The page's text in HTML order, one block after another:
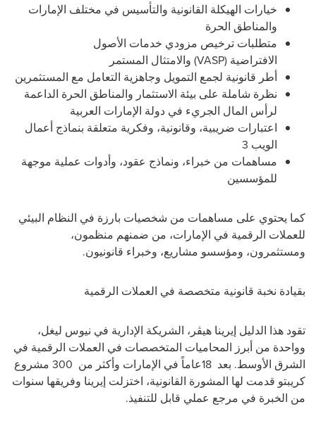
خيارات الهيكلة القانونية والتأسيس في مختلف الإمارات
والمناطق الحرة
متطلبات ترخيص مزودي خدمات الأصول
الافتراضية (VASP) والامتثال المستمر
أطر قانونية لجمع التمويل وجاهزية التعامل مع المستثمرين
نظرة شاملة على بيئة الاستثمار والمناطق الحرة الداعمة
لرأس المال الجريء في دولة الإمارات العربية
اعتبارات ضريبية، وقانونية، وفكرية متعلقة بنماذج أعمال
الويب 3
مساهمات من خبراء، ونماذج عقود، وأدوات عملية موجهة
للمؤسسين
كما يحتوي على مساهمات من شخصيات بارزة في النظام البيئي
للعملات الرقمية في الإمارات، من ضمنهم منظمون،
ومستثمرون، ومؤسسو مشاريع، وخبراء قانونيون.
بقيادة نخبة قانونية متخصصة في العملات الرقمية
تقود هذا الدليل إيرينا هيڤر، الشريكة الإدارية في نيوس ليغل،
وواحدة من أبرز المحاميات المتخصصات في العملات الرقمية في
الشرق الأوسط. بعد 18عاماً في الإمارات وأكثر من 300 مشروع
كريبتو قدمت لها المشورة القانونية، اختزلت إيرينا وفريقها سنوات
من الخبرة في مرجع عملي قابل للتنفيذ.